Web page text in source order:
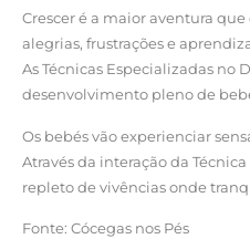
Crescer é a maior aventura
alegrias, frustrações e
As Técnicas Especializadas
desenvolvimento pleno de
Os bebés vão experienciar
Através da interação da
repleto de vivências onde
Fonte: Cócegas nos Pés